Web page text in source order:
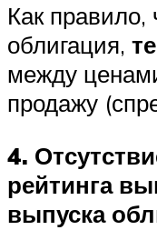
Как
облигация,
между
продажу
4.
рейтинга
выпуска